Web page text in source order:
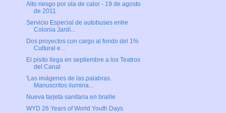
Alto riesgo por ola de calor - 19 de agosto
de 2011
Servicio Especial de autobuses entre
Colonia Jardí...
Dos proyectos con cargo al fondo del 1%
Cultural e...
El pisito llega en septiembre a los Teatros
del Canal
'Las imágenes de las palabras.
Manuscritos ilumina...
Nueva tarjeta sanitaria en braille
WYD 26 Years of World Youth Days